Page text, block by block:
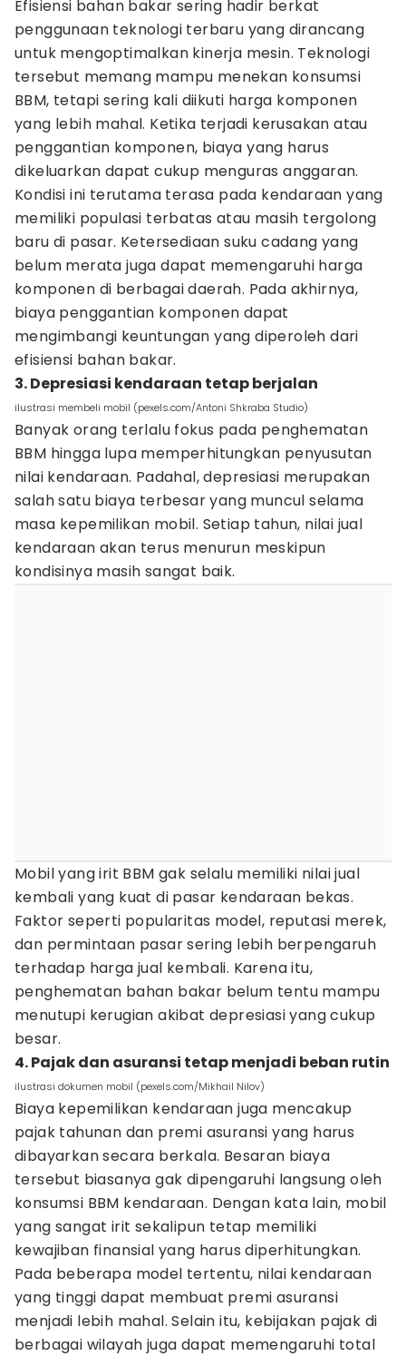
Efisiensi bahan bakar sering hadir berkat
penggunaan teknologi terbaru yang dirancang
untuk mengoptimalkan kinerja mesin. Teknologi
tersebut memang mampu menekan konsumsi
BBM, tetapi sering kali diikuti harga komponen
yang lebih mahal. Ketika terjadi kerusakan atau
penggantian komponen, biaya yang harus
dikeluarkan dapat cukup menguras anggaran.
Kondisi ini terutama terasa pada kendaraan yang
memiliki populasi terbatas atau masih tergolong
baru di pasar. Ketersediaan suku cadang yang
belum merata juga dapat memengaruhi harga
komponen di berbagai daerah. Pada akhirnya,
biaya penggantian komponen dapat
mengimbangi keuntungan yang diperoleh dari
efisiensi bahan bakar.
3. Depresiasi kendaraan tetap berjalan
ilustrasi membeli mobil (pexels.com/Antoni Shkraba Studio)
Banyak orang terlalu fokus pada penghematan
BBM hingga lupa memperhitungkan penyusutan
nilai kendaraan. Padahal, depresiasi merupakan
salah satu biaya terbesar yang muncul selama
masa kepemilikan mobil. Setiap tahun, nilai jual
kendaraan akan terus menurun meskipun
kondisinya masih sangat baik.
Mobil yang irit BBM gak selalu memiliki nilai jual
kembali yang kuat di pasar kendaraan bekas.
Faktor seperti popularitas model, reputasi merek,
dan permintaan pasar sering lebih berpengaruh
terhadap harga jual kembali. Karena itu,
penghematan bahan bakar belum tentu mampu
menutupi kerugian akibat depresiasi yang cukup
besar.
4. Pajak dan asuransi tetap menjadi beban rutin
ilustrasi dokumen mobil (pexels.com/Mikhail Nilov)
Biaya kepemilikan kendaraan juga mencakup
pajak tahunan dan premi asuransi yang harus
dibayarkan secara berkala. Besaran biaya
tersebut biasanya gak dipengaruhi langsung oleh
konsumsi BBM kendaraan. Dengan kata lain, mobil
yang sangat irit sekalipun tetap memiliki
kewajiban finansial yang harus diperhitungkan.
Pada beberapa model tertentu, nilai kendaraan
yang tinggi dapat membuat premi asuransi
menjadi lebih mahal. Selain itu, kebijakan pajak di
berbagai wilayah juga dapat memengaruhi total